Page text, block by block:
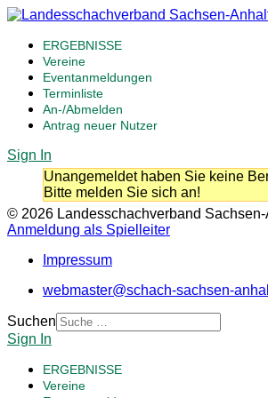
ERGEBNISSE
Vereine
Eventanmeldungen
Terminliste
An-/Abmelden
Antrag neuer Nutzer
Sign In
Unangemeldet haben Sie keine
Bitte melden Sie sich an!
© 2026 Landesschachverband Sachsen-
Anmeldung als Spielleiter
Impressum
webmaster@schach-sachsen-
Suchen
Sign In
ERGEBNISSE
Vereine